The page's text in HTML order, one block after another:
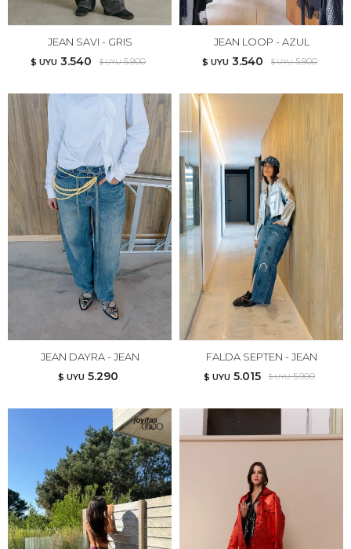
JEAN SAVI - GRIS
$ UYU 3.540 $ UYU 5.900
JEAN LOOP - AZUL
$ UYU 3.540 $ UYU 5.900
JEAN DAYRA - JEAN
$ UYU 5.290
FALDA SEPTEN - JEAN
$ UYU 5.015 $ UYU 5.900